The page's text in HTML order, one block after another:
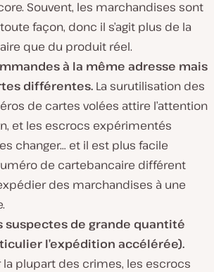
Souvent, les marchandises sont
façon, donc il s’agit plus de la
que du produit réel.
à la même adresse mais
différentes. La surutilisation des
de cartes volées attire l’attention
et les escrocs expérimentés
changer… et il est plus facile
de cartebancaire différent
des marchandises à une
suspectes de grande quantité
l’expédition accélérée).
plupart des crimes, les escrocs